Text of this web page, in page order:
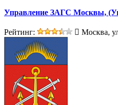
Управление ЗАГС Москвы,
Рейтинг: Москва,